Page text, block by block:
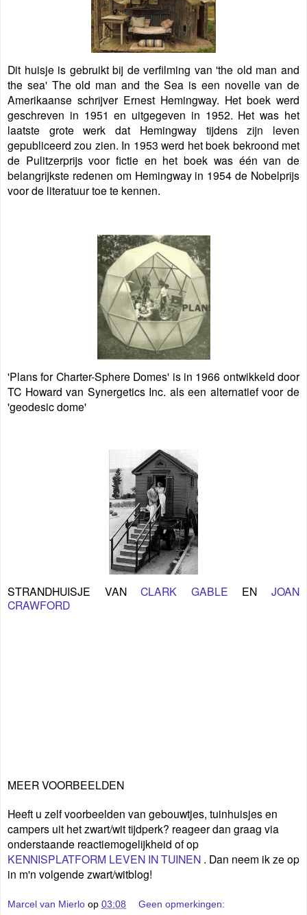
Dit huisje is gebruikt bij de verfilming van 'the old man and
the sea' The old man and the Sea is een novelle van de
Amerikaanse schrijver Ernest Hemingway. Het boek werd
geschreven in 1951 en uitgegeven in 1952. Het was het
laatste grote werk dat Hemingway tijdens zijn leven
gepubliceerd zou zien. In 1953 werd het boek bekroond met
de Pulitzerprijs voor fictie en het boek was één van de
belangrijkste redenen om Hemingway in 1954 de Nobelprijs
voor de literatuur toe te kennen.
'Plans for Charter-Sphere Domes' is in 1966 ontwikkeld door
TC Howard van Synergetics Inc. als een alternatief voor de
'geodesic dome'
STRANDHUISJE VANCLARK GABLE ENJOAN
CRAWFORD
MEER VOORBEELDEN
Heeft u zelf voorbeelden van gebouwtjes, tuinhuisjes en
campers uit het zwart/wit tijdperk? reageer dan graag via
onderstaande reactiemogelijkheid of op
KENNISPLATFORM LEVEN IN TUINEN . Dan neem ik ze op
in m'n volgende zwart/witblog!
Marcel van Mierlo op 03:08 Geen opmerkingen: